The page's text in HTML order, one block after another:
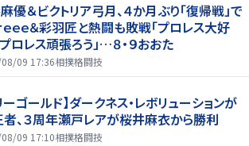
優＆ビクトリア弓月、４か月ぶり「復帰戦」で
ｅｅｅ＆彩羽匠と熱闘も敗戦「プロレス大好
ロレス頑張ろう」…８・９おおた
09 17:36相撲格闘技
ーゴールド】ダークネス・レボリューションが
、３周年瀬戸レアが桜井麻衣から勝利
09 17:10相撲格闘技